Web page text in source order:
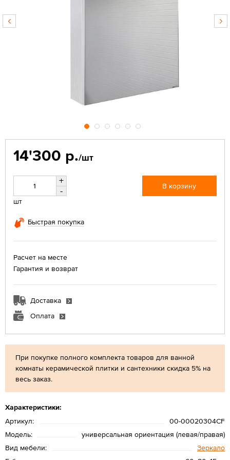
При покупке полного комплекта товаров для ванной
комнаты керамической плитки и сантехники скидка 5% на
весь заказ.
Характеристики:
Артикул:
00-00020304CF
Модель:
универсальная ориентация (левая/правая)
Вид мебели:
Зеркало
14'300 р./шт
+
-
шт
В корзину
Быстрая покупка
Расчет на месте
Гарантия и возврат
Доставка
Оплата